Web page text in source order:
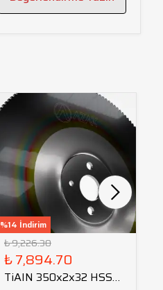
%14 İndirim
₺ 9,226.30
₺ 7,894.70
TiAIN 350x2x32 HSS